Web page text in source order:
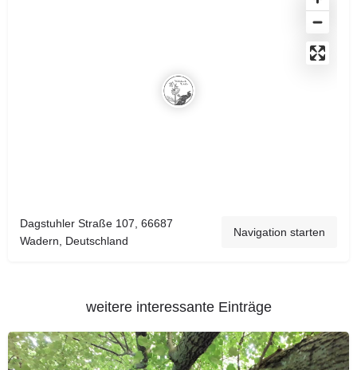
Dagstuhler Straße 107, 66687
Wadern, Deutschland
Navigation starten
weitere interessante Einträge